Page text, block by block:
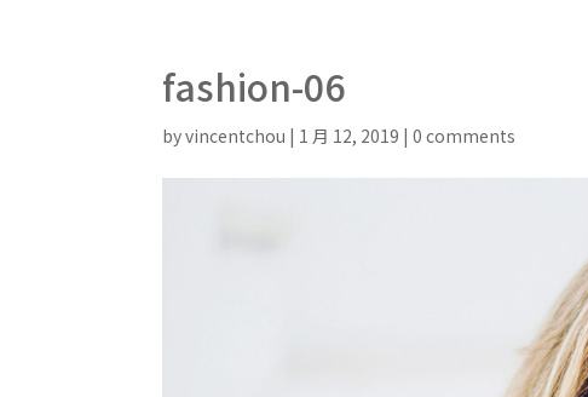
fashion-06
byvincentchou | 1 月 12, 2019 |0 comments